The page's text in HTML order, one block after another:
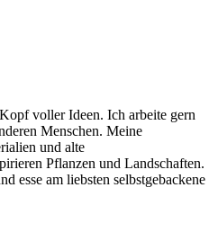
voller Ideen. Ich arbeite gern
Menschen. Meine
und alte
Pflanzen und Landschaften.
esse am liebsten selbstgebackene